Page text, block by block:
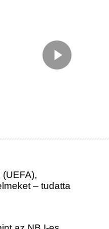
– tudatta